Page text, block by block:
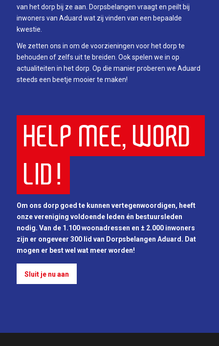
van het dorp bij ze aan. Dorpsbelangen vraagt en peilt bij
inwoners van Aduard wat zij vinden van een bepaalde
kwestie.
We zetten ons in om de voorzieningen voor het dorp te
behouden of zelfs uit te breiden. Ook spelen we in op
actualiteiten in het dorp. Op die manier proberen we Aduard
steeds een beetje mooier te maken!
HELP MEE, WORD
LID!
Om ons dorp goed te kunnen vertegenwoordigen, heeft
onze vereniging voldoende leden én bestuursleden
nodig. Van de 1.100 woonadressen en ± 2.000 inwoners
zijn er ongeveer 300 lid van Dorpsbelangen Aduard. Dat
mogen er best wel wat meer worden!
Sluit je nu aan